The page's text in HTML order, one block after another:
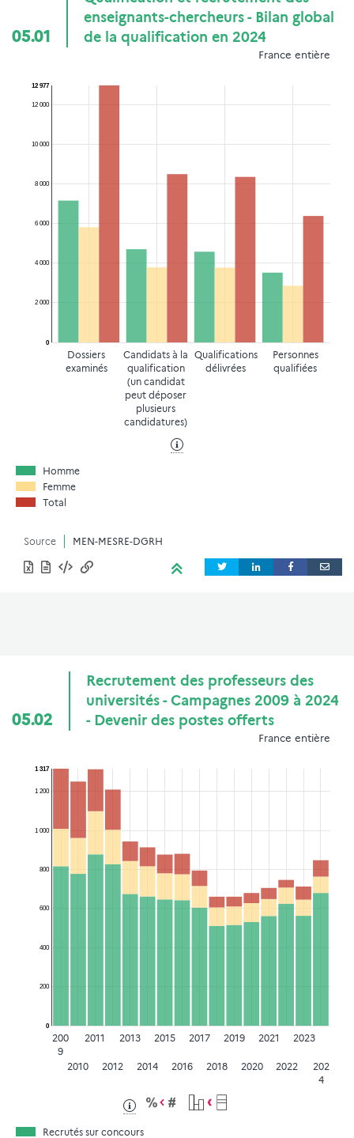
05.01
enseignants-chercheurs - Bilan global
de la qualification en 2024
France entière
2 000
4 000
6 000
8 000
10 000
12 000
0
12 977
Dossiers
examinés
Candidats à la
qualification
(un candidat
peut déposer
plusieurs
candidatures)
Qualifications
délivrées
Personnes
qualifiées
Homme
Femme
Total
Source MEN-MESRE-DGRH
05.02
Recrutement des professeurs des
universités - Campagnes 2009 à 2024
- Devenir des postes offerts
France entière
200
400
600
800
1 000
1 200
0
1 317
200
9
2011 2013 2015 2017 2019 2021 2023
2010 2012 2014 2016 2018 2020 2022
202
4
Recrutés sur concours